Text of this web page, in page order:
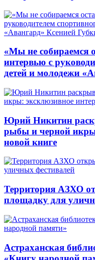
«Мы не собираемся
интервью с
детей и молодежи
Юрий Никитин
рыбы и черной
новой книге
Территория АЗХО
площадку для
Астраханская